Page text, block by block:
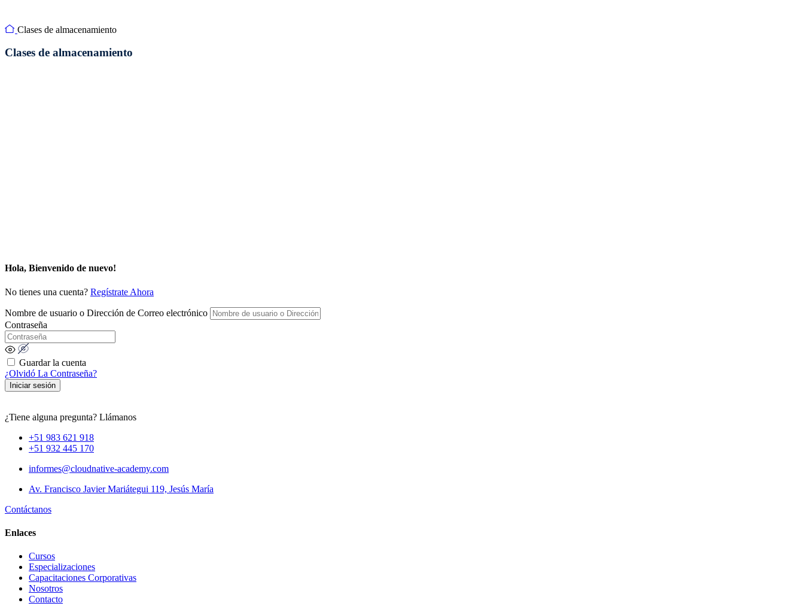
Clases de almacenamiento
Clases de almacenamiento
Hola, Bienvenido de nuevo!
No tienes una cuenta? Regístrate Ahora
Nombre de usuario o Dirección de Correo electrónico
Contraseña
Guardar la cuenta
¿Olvidó La Contraseña?
Iniciar sesión
¿Tiene alguna pregunta? Llámanos
+51 983 621 918
+51 932 445 170
informes@cloudnative-academy.com
Av. Francisco Javier Mariátegui 119, Jesús María
Contáctanos
Enlaces
Cursos
Especializaciones
Capacitaciones Corporativas
Nosotros
Contacto